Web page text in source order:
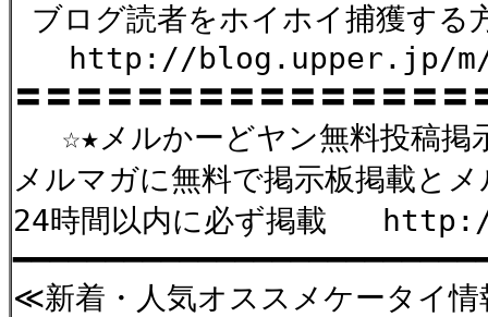
ブログ読者をホイホイ捕獲す
http://blog.upper.jp/m/
〓〓〓〓〓〓〓〓〓〓〓〓〓〓
☆★メルかーどヤン無料投稿掲
メルマガに無料で掲示板掲載と
24時間以内に必ず掲載
≪新着・人気オススメケータイ